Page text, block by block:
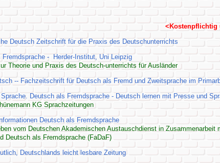
<Kostenpflichtig
Deutsch Zeitschrift für die Praxis des Deutschunterrichts
Fremdsprache - Herder-Institut, Uni Leipzig
Theorie und Praxis des Deutsch-unterrichts für Ausländer
-- Fachzeitschrift für Deutsch als Fremd und Zweitsprache im
Deutsch als Fremdsprache - Deutsch lernen mit Presse und
KG Sprachzeitungen
Deutsch als Fremdsprache
vom Deutschen Akademischen Austauschdienst in Zusammenarbeit
Deutsch als Fremdsprache (FaDaF)
Deutschlands leicht lesbare Zeitung